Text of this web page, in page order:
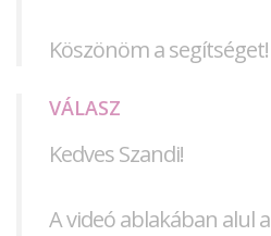
Köszönöm a segítséget!
VÁLASZ
Kedves Szandi!
A videó ablakában alul a